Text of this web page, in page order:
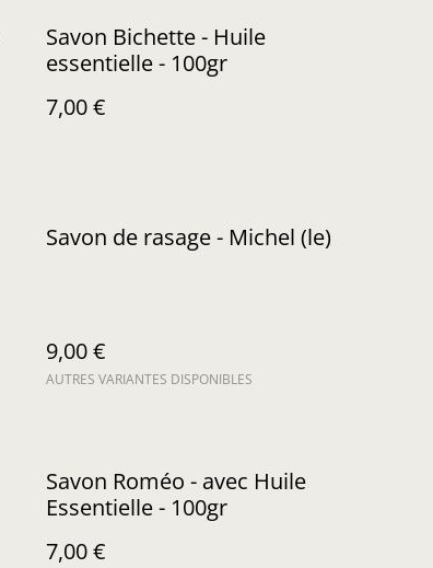
Savon Bichette - Huile
essentielle - 100gr
7,00 €
Savon de rasage - Michel (le)
9,00 €
AUTRES VARIANTES DISPONIBLES
Savon Roméo - avec Huile
Essentielle - 100gr
7,00 €